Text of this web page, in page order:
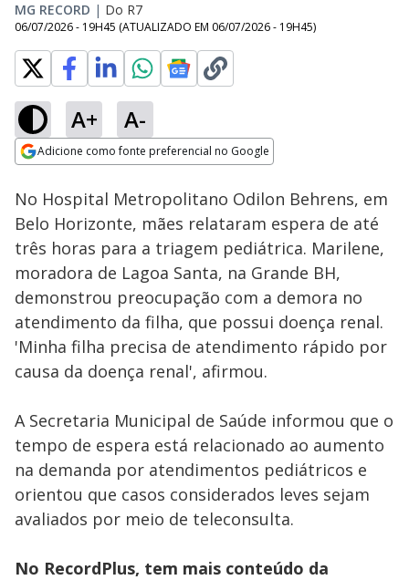
MG RECORD | Do R7
06/07/2026 - 19H45 (ATUALIZADO EM 06/07/2026 - 19H45)
A+ A-
Adicione como fonte preferencial no Google
Ativar
Loaded
29.32%
No Hospital Metropolitano Odilon Behrens, em
Belo Horizonte, mães relataram espera de até
três horas para a triagem pediátrica. Marilene,
moradora de Lagoa Santa, na Grande BH,
demonstrou preocupação com a demora no
atendimento da filha, que possui doença renal.
'Minha filha precisa de atendimento rápido por
causa da doença renal', afirmou.
A Secretaria Municipal de Saúde informou que o
tempo de espera está relacionado ao aumento
na demanda por atendimentos pediátricos e
orientou que casos considerados leves sejam
avaliados por meio de teleconsulta.
No RecordPlus, tem mais conteúdo da